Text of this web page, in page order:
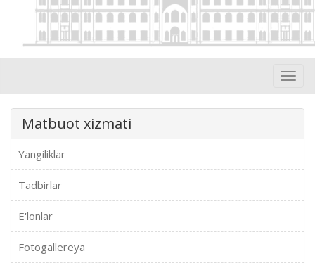
Matbuot xizmati
Yangiliklar
Tadbirlar
E'lonlar
Fotogallereya